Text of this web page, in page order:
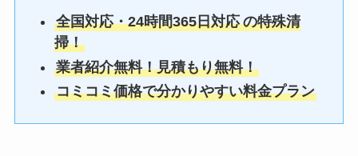
全国対応・24時間365日対応 の特殊清
掃！
業者紹介無料！見積もり無料！
コミコミ価格で分かりやすい料金プラン